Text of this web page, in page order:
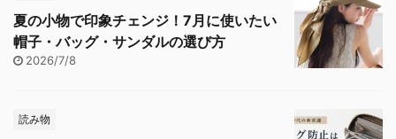
夏の小物で印象チェンジ！7月に使いたい
帽子・バッグ・サンダルの選び方
2026/7/8
読み物